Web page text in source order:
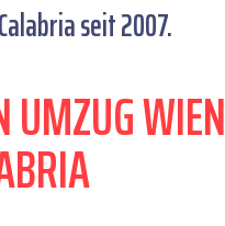
seit 2007.
UMZUG WIEN